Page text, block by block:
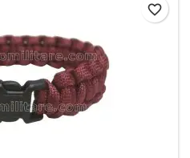
favorite_border